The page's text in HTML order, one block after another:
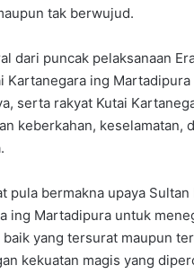
tak berwujud.
dari puncak pelaksanaan
Kartanegara ing
serta rakyat Kutai
keberkahan, keselamatan,
pula bermakna upaya Sultan
ing Martadipura untuk
baik yang tersurat maupun
kekuatan magis yang